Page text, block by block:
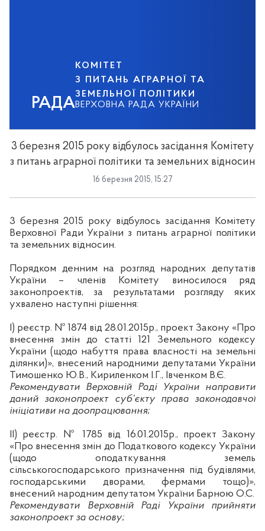
РАДА
КОМІТЕТ
З ПИТАНЬ АГРАРНОЇ ТА
ЗЕМЕЛЬНОЇ ПОЛІТИКИ
ВЕРХОВНА РАДА УКРАЇНИ
3 березня 2015 року відбулось засідання Комітету
з питань аграрної політики та земельних відносин
16 березня 2015, 15:27
3 березня 2015 року відбулось засідання Комітету
Верховної Ради України з питань аграрної політики
та земельних відносин.
Порядком денним на розгляд народних депутатів
України – членів Комітету виносилося ряд
законопроектів, за результатами розгляду яких
ухвалено наступні рішення:
І) реєстр. № 1874 від 28.01.2015р., проект Закону «Про
внесення змін до статті 121 Земельного кодексу
України (щодо набуття права власності на земельні
ділянки)», внесений народними депутатами України
Тимошенко Ю.В., Кириленком І.Г., Івченком В.Є.
Рекомендувати Верховній Раді України направити
даний законопроект суб’єкту права законодавчої
ініціативи на доопрацювання;
ІІ) реєстр. № 1785 від 16.01.2015р., проект Закону
«Про внесення змін до Податкового кодексуУкраїни
(щодо оподаткування земель
сільськогосподарського призначення під будівлями,
господарськими дворами, фермами тощо)»,
внесений народним депутатом України Барною О.С.
Рекомендувати Верховній Раді України прийняти
законопроект за основу;